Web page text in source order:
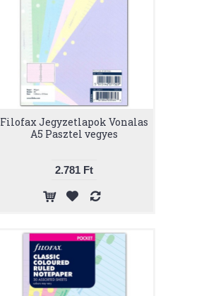
Filofax Jegyzetlapok Vonalas
A5 Pasztel vegyes
2.781 Ft